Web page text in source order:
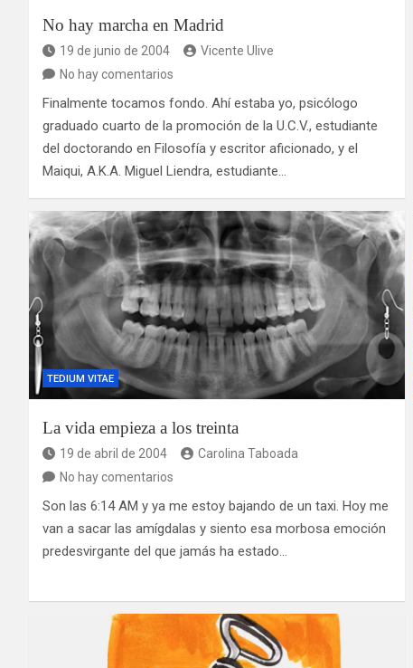
No hay marcha en Madrid
19 de junio de 2004
Vicente Ulive
No hay comentarios
Finalmente tocamos fondo. Ahí estaba yo, psicólogo
graduado cuarto de la promoción de la U.C.V., estudiante
del doctorando en Filosofía y escritor aficionado, y el
Maiqui, A.K.A. Miguel Liendra, estudiante…
TEDIUM VITAE
La vida empieza a los treinta
19 de abril de 2004
Carolina Taboada
No hay comentarios
Son las 6:14 AM y ya me estoy bajando de un taxi. Hoy me
van a sacar las amígdalas y siento esa morbosa emoción
predesvirgante del que jamás ha estado…